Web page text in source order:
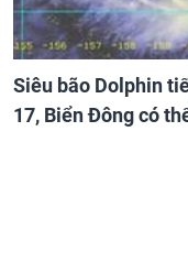
Siêu bão Dolphin
17, Biển Đông có